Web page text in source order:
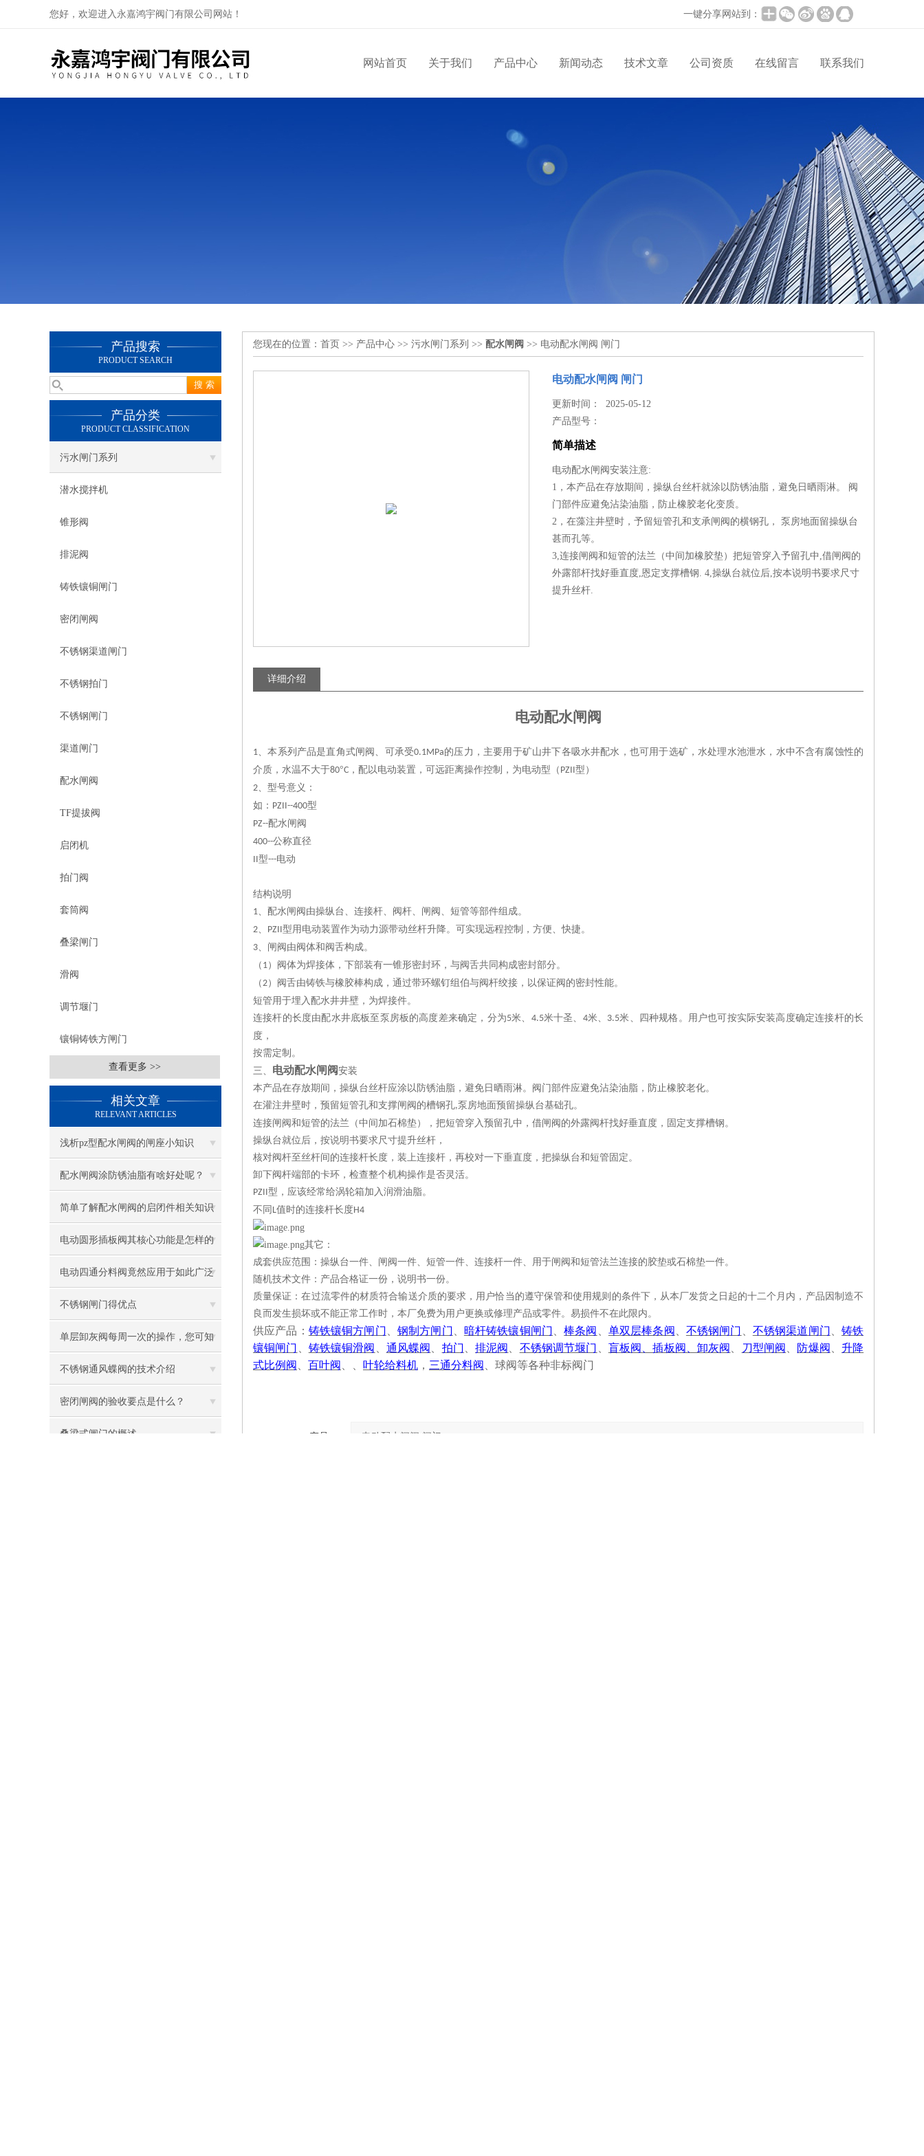
您好，欢迎进入永嘉鸿宇阀门有限公司网站！ 一键分享网站到：
网站首页 关于我们 产品中心 新闻动态 技术文章 公司资质 在线留言 联系我们
产品搜索
PRODUCT SEARCH
产品分类
PRODUCT CLASSIFICATION
污水闸门系列
潜水搅拌机
锥形阀
排泥阀
铸铁镶铜闸门
密闭闸阀
不锈钢渠道闸门
不锈钢拍门
不锈钢闸门
渠道闸门
配水闸阀
TF提拔阀
启闭机
拍门阀
套筒阀
叠梁闸门
滑阀
调节堰门
镶铜铸铁方闸门
查看更多 >>
相关文章
RELEVANT ARTICLES
浅析pz型配水闸阀的闸座小知识
配水闸阀涂防锈油脂有啥好处呢？
简单了解配水闸阀的启闭件相关知识
电动圆形插板阀其核心功能是怎样的
呢？
电动四通分料阀竟然应用于如此广泛
的领域
不锈钢闸门得优点
单层卸灰阀每周一次的操作，您可知
是什么？
不锈钢通风蝶阀的技术介绍
密闭闸阀的验收要点是什么？
叠梁式闸门的概述
您现在的位置： 首页 >> 产品中心 >> 污水闸门系列 >> 配水闸阀 >> 电动配水闸阀 闸门
电动配水闸阀 闸门
更新时间： 2025-05-12
产品型号：
简单描述
电动配水闸阀安装注意:
1，本产品在存放期间，操纵台丝杆就涂以防锈油脂，避免日晒雨淋。 阀
门部件应避免沾染油脂，防止橡胶老化变质。
2，在藻注井壁时，予留短管孔和支承闸阀的横钢孔， 泵房地面留操纵台
甚而孔等。
3,连接闸阀和短管的法兰（中间加橡胶垫）把短管穿入予留孔中,借闸阀的
外露部杆找好垂直度,恩定支撑槽钢. 4,操纵台就位后,按本说明书要求尺寸
提升丝杆.
详细介绍
电动配水闸阀
1、本系列产品是直角式闸阀、可承受0.1MPa的压力，主要用于矿山井下各吸水井配水，也可用于选矿，水处理水池泄水，水中不含有腐蚀性的
介质，水温不大于80°C ，配以电动装置，可远距离操作控制，为电动型（ PZII型）
2、型号意义：
如： PZII--400型
PZ--配水闸阀
400--公称直径
II型---电动
结构说明
1、配水闸阀由操纵台、连接杆、阀杆、闸阀、短管等部件组成。
2、 PZII型用电动装置作为动力源带动丝杆升降。可实现远程控制，方便、快捷。
3、闸阀由阀体和阀舌构成。
（ 1）阀体为焊接体，下部装有一锥形密封环，与阀舌共同构成密封部分。
（2）阀舌由铸铁与橡胶棒构成，通过带环螺钉组伯与阀杆绞接，以保证阀的密封性能。
短管用于埋入配水井井壁，为焊接件。
连接杆的长度由配水井底板至泵房板的高度差来确定，分为5米、 4.5米十圣、 4米、 3.5米、四种规格。用户也可按实际安装高度确定连接杆的长
度，
按需定制。
三、 电动配水闸阀安装
本产品在存放期间，操纵台丝杆应涂以防锈油脂，避免日晒雨淋。阀门部件应避免沾染油脂，防止橡胶老化。
在灌注井壁时，预留短管孔和支撑闸阀的槽钢孔,泵房地面预留操纵台基础孔。
连接闸阀和短管的法兰（中间加石棉垫），把短管穿入预留孔中，借闸阀的外露阀杆找好垂直度，固定支撑槽钢。
操纵台就位后，按说明书要求尺寸提升丝杆，
核对阀杆至丝杆间的连接杆长度，装上连接杆，再校对一下垂直度，把操纵台和短管固定。
卸下阀杆端部的卡环，检查整个机构操作是否灵活。
PZII型，应该经常给涡轮箱加入润滑油脂。
不同 L值时的连接杆长度H4
其它：
成套供应范围：操纵台一件、闸阀一件、短管一件、连接杆一件、用于闸阀和短管法兰连接的胶垫或石棉垫一件。
随机技术文件：产品合格证一份，说明书一份。
质量保证：在过流零件的材质符合输送介质的要求，用户恰当的遵守保管和使用规则的条件下，从本厂发货之日起的十二个月内，产品因制造不
良而发生损坏或不能正常工作时，本厂免费为用户更换或修理产品或零件。易损件不在此限内。
供应产品： 铸铁镶铜方闸门 钢制方闸门 暗杆铸铁镶铜闸门 、棒条阀 单双层棒条阀 不锈钢闸门 不锈钢渠道闸门
铸铁
镶铜闸门
铸铁镶铜滑阀 通风蝶阀 拍门 排泥阀 不锈钢调节堰门 盲板阀、插板阀、卸灰阀 刀型闸阀 防爆阀
升降
式比例阀
百叶阀 叶轮给料机 ， 三通分料阀 、球阀等各种非标阀门
产品：